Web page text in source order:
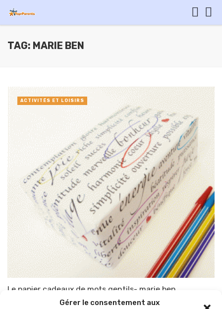
Gérer le consentement aux
TAG: MARIE BEN
Le papier cadeaux de mots gentils- marie ben
TOP-PARENTS 22 novembre 2012
ACTIVITÉS ET LOISIRS